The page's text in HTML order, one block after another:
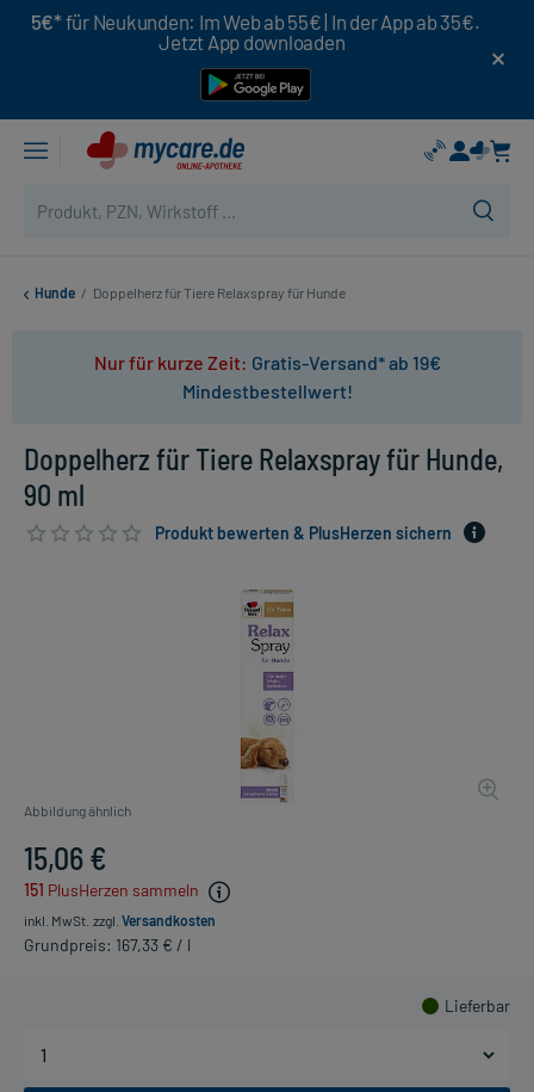
5€* für Neukunden: Im Web ab 55€ | In der App ab 35€.
Jetzt App downloaden
Hunde / Doppelherz für Tiere Relaxspray für Hunde
Nur für kurze Zeit: Gratis-Versand* ab 19€
Mindestbestellwert!
Doppelherz für Tiere Relaxspray für Hunde,
90 ml
Produkt bewerten & PlusHerzen sichern
Abbildung ähnlich
15,06 €
151 PlusHerzen sammeln
inkl. MwSt. zzgl. Versandkosten
Grundpreis: 167,33 € / l
Lieferbar